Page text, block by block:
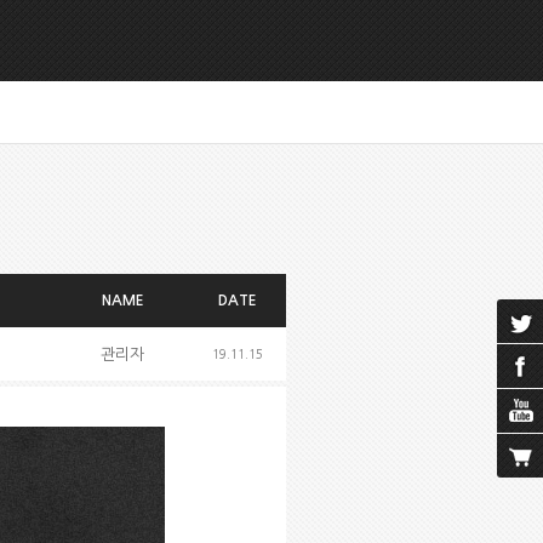
NAME DATE
관리자 19.11.15